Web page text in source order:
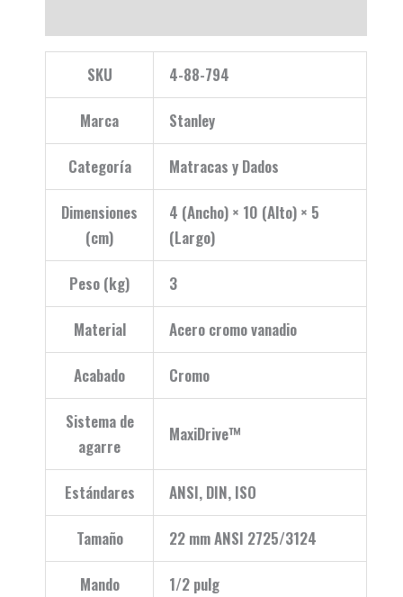
SKU 4-88-794
Marca Stanley
Categoría Matracas y Dados
Dimensiones
(cm)
4 (Ancho) × 10 (Alto) × 5
(Largo)
Peso (kg) 3
Material Acero cromo vanadio
Acabado Cromo
Sistema de
agarre
MaxiDrive™
Estándares ANSI, DIN, ISO
Tamaño 22 mm ANSI 2725/3124
Mando 1/2 pulg